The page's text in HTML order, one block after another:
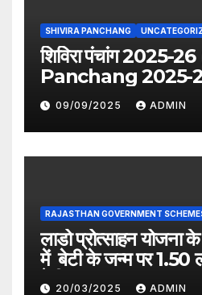
SHIVIRA PANCHANG
शिविरा पंचांग 2025-
Panchang 2025-
09/09/2025 ADMIN
RAJASTHAN GOVERNMENT
लाडो प्रोत्साहन योजना
में बेटी के जन्म पर 1.50
देगी सरकार
20/03/2025 ADMIN